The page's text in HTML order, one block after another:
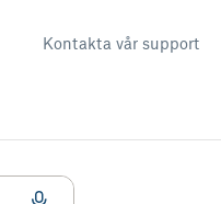
Kontakta vår support